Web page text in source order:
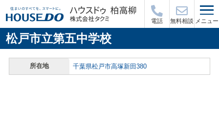
電話 無料相談 メニュー
松戸市立第五中学校
所在地 千葉県松戸市高塚新田380